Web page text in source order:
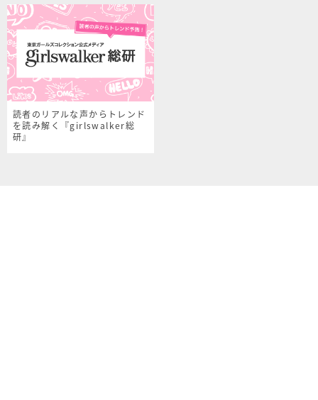
読者のリアルな声からトレンド
を読み解く『girlswalker総
研』